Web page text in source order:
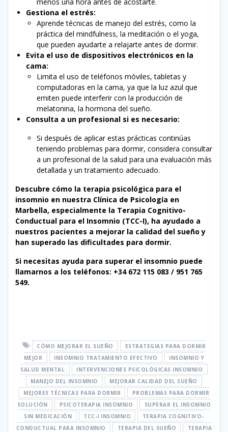
menos una hora antes de acostarte.
Gestiona el estrés:
Aprende técnicas de manejo del estrés, como la
práctica del mindfulness, la meditación o el yoga,
que pueden ayudarte a relajarte antes de dormir.
Evita el uso de dispositivos electrónicos en la
cama:
Limita el uso de teléfonos móviles, tabletas y
computadoras en la cama, ya que la luz azul que
emiten puede interferir con la producción de
melatonina, la hormona del sueño.
Consulta a un profesional si es necesario:
Si después de aplicar estas prácticas continúas
teniendo problemas para dormir, considera consultar
a un profesional de la salud para una evaluación más
detallada y un tratamiento adecuado.
Descubre cómo la terapia psicológica para el
insomnio en nuestra Clínica de Psicología en
Marbella, especialmente la Terapia Cognitivo-
Conductual para el Insomnio (TCC-I), ha ayudado a
nuestros pacientes a mejorar la calidad del sueño y
han superado las dificultades para dormir.
Si necesitas ayuda para superar el insomnio puede
llamarnos a los teléfonos: +34 672 115 083 / 951 765
549.
CÓMO MEJORAR EL SUEÑO
ESTRATEGIAS PARA DORMIR
MEJOR
INSOMNIO TRATAMIENTO EFECTIVO
INSOMNIO Y
SALUD MENTAL
INTERVENCIONES PSICOLÓGICAS INSOMNIO
MANEJO DEL INSOMNIO
MEJORAR CALIDAD DEL SUEÑO
MEJORES TÉCNICAS PARA DORMIR
PROBLEMAS PARA DORMIR
SOLUCIÓN
PSICOTERAPIA INSOMNIO
SUPERAR EL INSOMNIO
SIN MEDICACIÓN
TCC-I INSOMNIO
TERAPIA COGNITIVO-
CONDUCTUAL PARA INSOMNIO
TERAPIA DEL SUEÑO
TERAPIA